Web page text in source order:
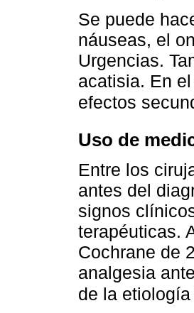
Se puede
náuseas, el
Urgencias.
acatisia. En
efectos
Uso de
Entre los
antes del
signos
terapéuticas.
Cochrane de
analgesia
de la